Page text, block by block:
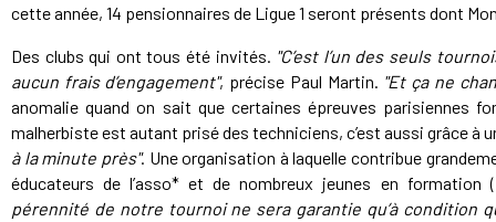
cette année, 14 pensionnaires de Ligue 1 seront présents dont
Des clubs qui ont tous été invités. "C’est l’un des seuls
aucun frais d’engagement", précise Paul Martin. "Et ça ne
anomalie quand on sait que certaines épreuves parisiennes
malherbiste est autant prisé des techniciens, c’est aussi grâce à
à la minute près". Une organisation à laquelle contribue
éducateurs de l’asso* et de nombreux jeunes en
pérennité de notre tournoi ne sera garantie qu’à condition